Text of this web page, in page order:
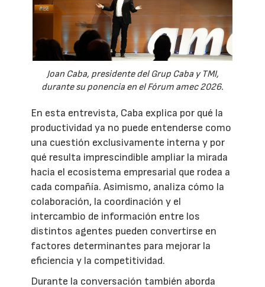
Joan Caba, presidente del Grup Caba y TMI,
durante su ponencia en el Fórum amec 2026.
En esta entrevista, Caba explica por qué la
productividad ya no puede entenderse como
una cuestión exclusivamente interna y por
qué resulta imprescindible ampliar la mirada
hacia el ecosistema empresarial que rodea a
cada compañía. Asimismo, analiza cómo la
colaboración, la coordinación y el
intercambio de información entre los
distintos agentes pueden convertirse en
factores determinantes para mejorar la
eficiencia y la competitividad.
Durante la conversación también aborda